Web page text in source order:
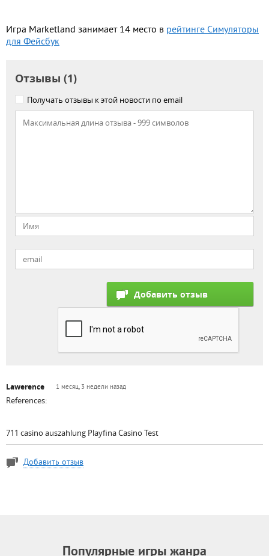
Игра Marketland занимает 14 место в рейтинге Симуляторы
для Фейсбук
Отзывы (1)
Получать отзывы к этой новости по email
Lawerence 1 месяц, 3 недели назад
References:
711 casino auszahlung Playfina Casino Test
Добавить отзыв
Популярные игры жанра